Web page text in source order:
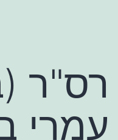
רס"ר
עמרי